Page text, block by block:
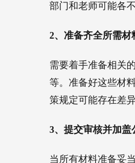
部门和老师可能各
2、准备齐全所需材
需要着手准备相关
等。准备好这些材
策规定可能存在差
3、提交审核并加盖
当所有材料准备妥